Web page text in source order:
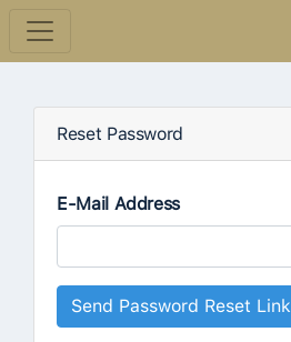
Reset Password
E-Mail Address
Send Password Reset Link